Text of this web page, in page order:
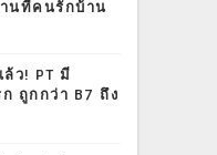
นที่คนรักบ้าน
ว! PT มี
ถูกกว่า B7 ถึง